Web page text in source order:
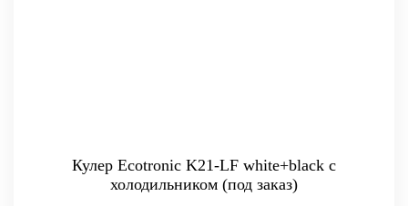
Кулер Ecotronic K21-LF white+black с
холодильником (под заказ)